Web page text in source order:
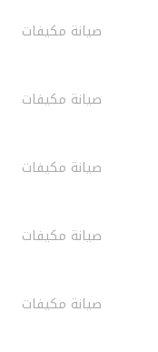
صيانة مكيفات
صيانة مكيفات
صيانة مكيفات
صيانة مكيفات
صيانة مكيفات